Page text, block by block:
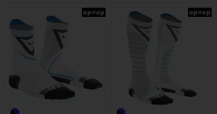
op=op op=op